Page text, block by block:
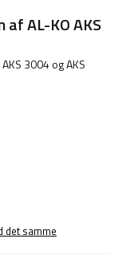
AL-KO AKS
3004 og AKS
det samme